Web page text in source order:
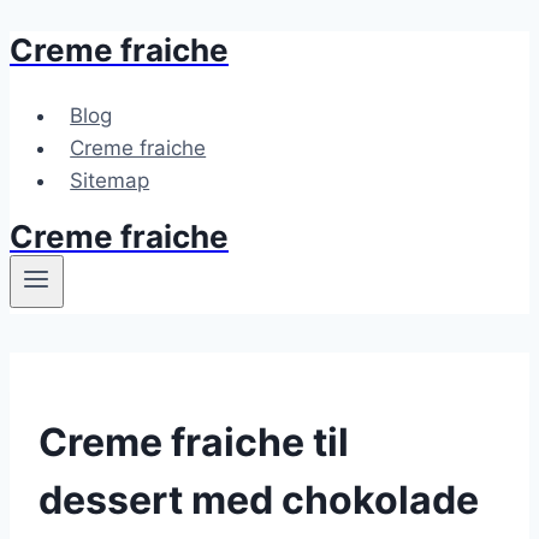
Fortsæt
indhold
Creme fraiche
Blog
Creme fraiche
Sitemap
Creme fraiche
Creme fraiche til
dessert med chokolade